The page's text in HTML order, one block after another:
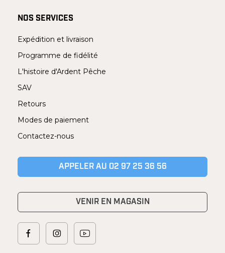
NOS SERVICES
Expédition et livraison
Programme de fidélité
L'histoire d'Ardent Pêche
SAV
Retours
Modes de paiement
Contactez-nous
APPELER AU 02 97 25 36 56
VENIR EN MAGASIN